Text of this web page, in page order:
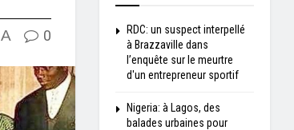
A 0
RDC: un suspect interpellé
à Brazzaville dans
l’enquête sur le meurtre
d'un entrepreneur sportif
Nigeria: à Lagos, des
balades urbaines pour